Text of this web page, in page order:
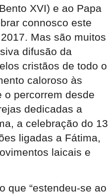
XVI) e ao Papa
connosco este
Mas são muitos
difusão da
cristãos de todo o
caloroso às
o percorrem desde
dedicadas a
a celebração do 13
ligadas a Fátima,
laicais e
que “estendeu-se ao